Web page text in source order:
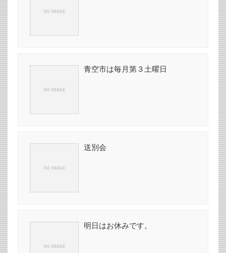
青空市は毎月第３土曜日
送別会
明日はお休みです。